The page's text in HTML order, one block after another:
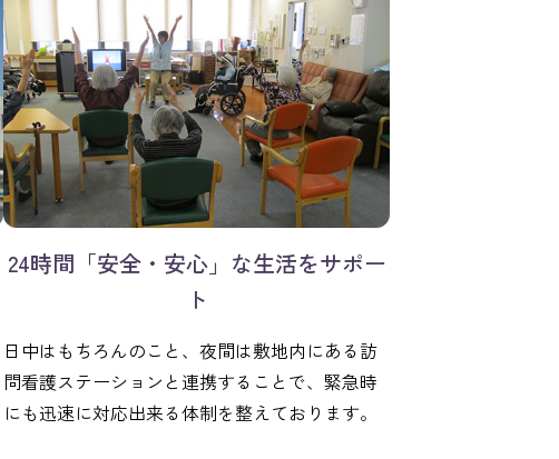
24時間「安全・安心」な生活をサポー
ト
日中はもちろんのこと、夜間は敷地内にある訪
問看護ステーションと連携することで、緊急時
にも迅速に対応出来る体制を整えております。